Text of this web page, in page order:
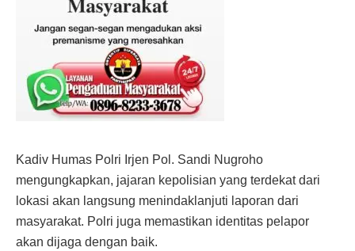
Kadiv Humas Polri Irjen Pol. Sandi Nugroho
mengungkapkan, jajaran kepolisian yang terdekat dari
lokasi akan langsung menindaklanjuti laporan dari
masyarakat. Polri juga memastikan identitas pelapor
akan dijaga dengan baik.